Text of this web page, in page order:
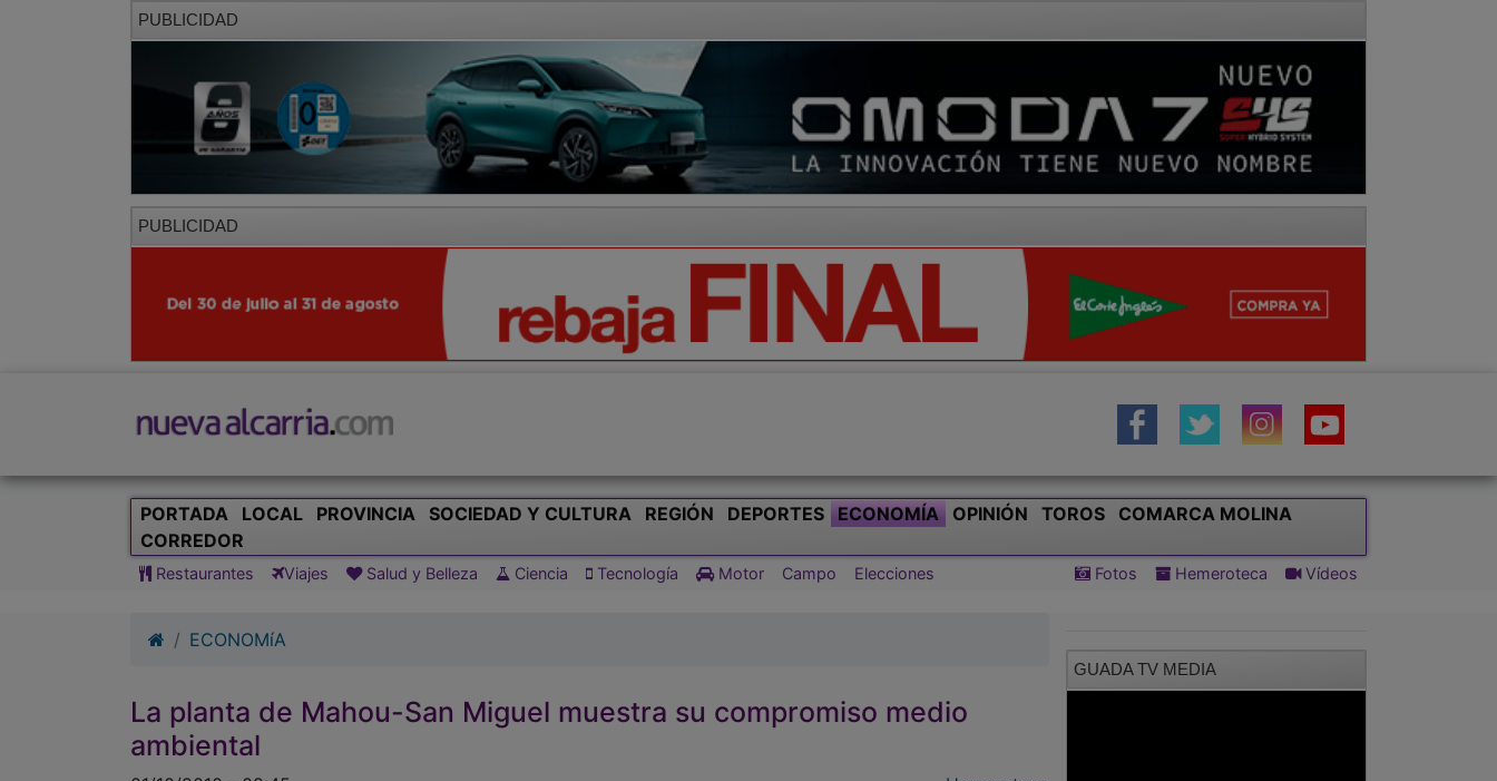
PUBLICIDAD
PUBLICIDAD
PORTADA LOCAL PROVINCIA SOCIEDAD Y CULTURA REGIÓN DEPORTES ECONOMÍA OPINIÓN TOROS
COMARCA MOLINA
CORREDOR
Restaurantes Viajes Salud y Belleza Ciencia Tecnología Motor Campo Elecciones Fotos Hemeroteca Vídeos
ECONOMíA
La planta de Mahou-San Miguel muestra su compromiso medio
ambiental
GUADA TV MEDIA